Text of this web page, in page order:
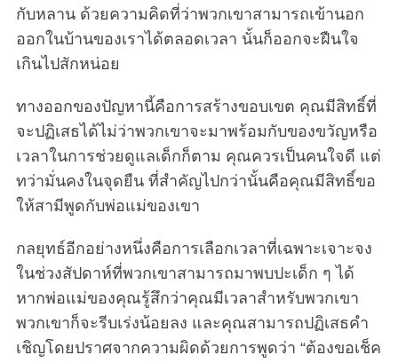
กับหลาน ด้วยความคิดที่ว่าพวกเขาสามารถเข้านอก
ออกในบ้านของเราได้ตลอดเวลา นั้นก็ออกจะฝืนใจ
เกินไปสักหน่อย
ทางออกของปัญหานี้คือการสร้างขอบเขต คุณมีสิทธิ์ที่
จะปฏิเสธได้ไม่ว่าพวกเขาจะมาพร้อมกับของขวัญหรือ
เวลาในการช่วยดูแลเด็กก็ตาม คุณควรเป็นคนใจดี แต่
ทว่ามั่นคงในจุดยืน ที่สำคัญไปกว่านั้นคือคุณมีสิทธิ์ขอ
ให้สามีพูดกับพ่อแม่ของเขา
กลยุทธ์อีกอย่างหนึ่งคือการเลือกเวลาที่เฉพาะเจาะจง
ในช่วงสัปดาห์ที่พวกเขาสามารถมาพบปะเด็ก ๆ ได้
หากพ่อแม่ของคุณรู้สึกว่าคุณมีเวลาสำหรับพวกเขา
พวกเขาก็จะรีบเร่งน้อยลง และคุณสามารถปฏิเสธคำ
เชิญโดยปราศจากความผิดด้วยการพูดว่า “ต้องขอเช็ค
r
c
h
r
: